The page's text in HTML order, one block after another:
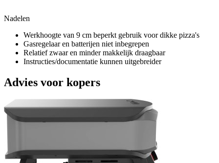
Nadelen
Werkhoogte van 9 cm beperkt gebruik voor dikke pizza's
Gasregelaar en batterijen niet inbegrepen
Relatief zwaar en minder makkelijk draagbaar
Instructies/documentatie kunnen uitgebreider
Advies voor kopers